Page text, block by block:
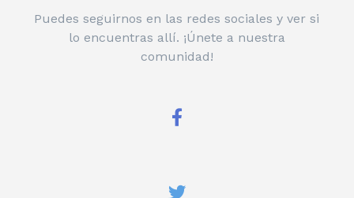
Puedes seguirnos en las redes sociales y ver si
lo encuentras allí. ¡Únete a nuestra
comunidad!